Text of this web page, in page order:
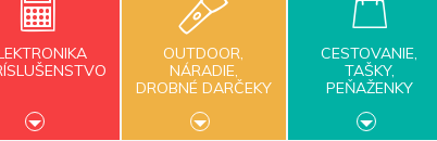
OUTDOOR,
NÁRADIE,
DROBNÉ DARČEKY
CESTOVANIE,
TAŠKY,
PEŇAŽENKY